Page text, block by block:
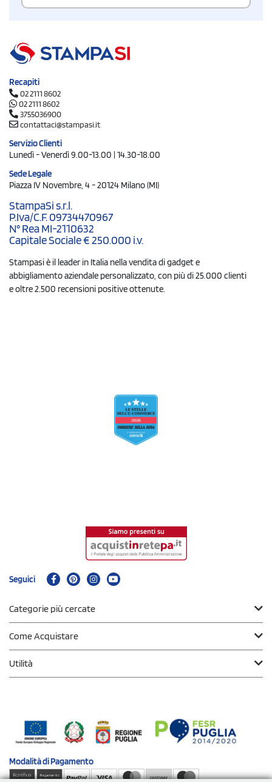
Recapiti
02 2111 8602
02 2111 8602
3755036900
contattaci@stampasi.it
Servizio Clienti
Lunedì - Venerdì 9.00-13.00 | 14.30-18.00
Sede Legale
Piazza IV Novembre, 4 - 20124 Milano (MI)
StampaSi s.r.l.
P.Iva/C.F. 09734470967
N° Rea MI-2110632
Capitale Sociale € 250.000 i.v.
Stampasi è il leader in Italia nella vendita di gadget e
abbigliamento aziendale personalizzato, con più di 25.000 clienti
e oltre 2.500 recensioni positive ottenute.
Seguici
Categorie più cercate
Come Acquistare
Utilità
Modalità diPagamento